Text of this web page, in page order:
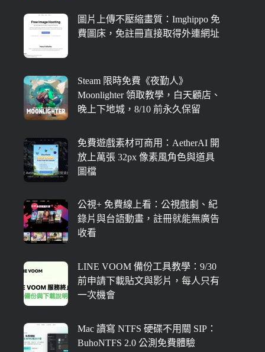
圖片上傳不壓縮畫質：Imghippo 免
費圖床，免註冊直接取得外連網址
Steam 限時免費《夜勤人》
Moonlighter 領取教學，白天顧店、
晚上下地城，8/10 前永久保留
免費遊戲素材可商用：AetherAI 開
放上萬張 32px 像素風角色與道具
圖檔
公視+ 免費線上看：公視戲劇、紀
錄片與台語動畫，註冊就能無廣告
收看
LINE VOOM 備份工具教學：9/30
前申請下載貼文與影片，每人只有
一次機會
Mac 讀寫 NTFS 硬碟不用關 SIP：
BuhoNTFS 2.0 公測免費體驗